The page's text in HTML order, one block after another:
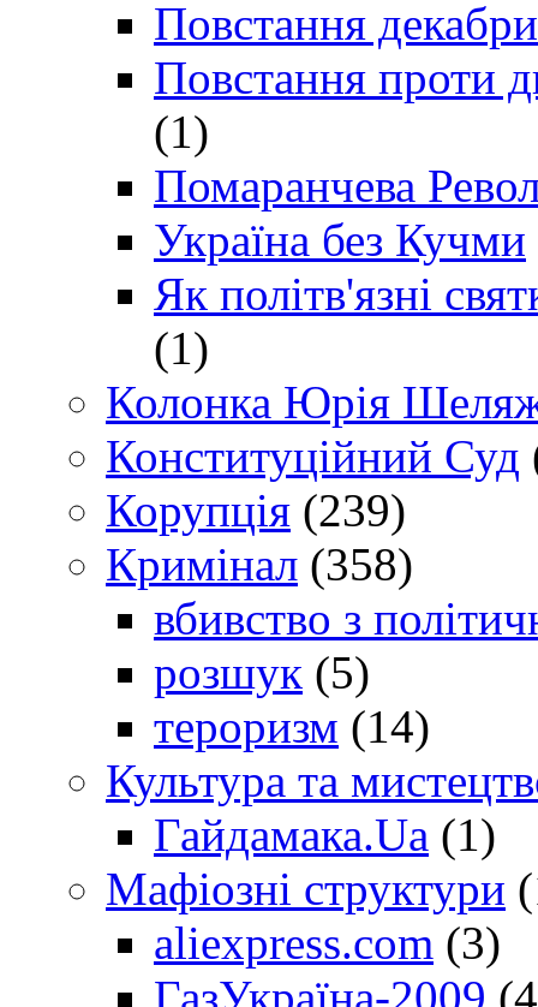
Повстання
Повстання проти
(1)
Помаранчева
Україна без Кучми
Як політв'язні
(1)
Колонка Юрія
Конституційний Суд
Корупція (239)
Кримінал (358)
вбивство з
розшук (5)
тероризм (14)
Культура та
Гайдамака.Ua (1)
Мафіозні структури
aliexpress.com (3)
ГазУкраїна-2009